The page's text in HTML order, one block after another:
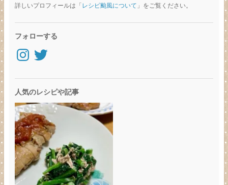
詳しいプロフィールは「レシピ颱風について 」をご覧ください。
フォローする
Instagram
Twitter
人気のレシピや記事